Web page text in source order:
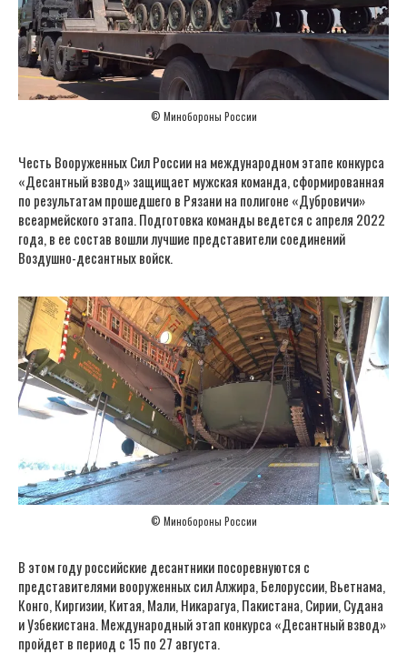
© Минобороны России
Честь Вооруженных Сил России на международном этапе конкурса
«Десантный взвод» защищает мужская команда, сформированная
по результатам прошедшего в Рязани на полигоне «Дубровичи»
всеармейского этапа. Подготовка команды ведется с апреля 2022
года, в ее состав вошли лучшие представители соединений
Воздушно-десантных войск.
© Минобороны России
В этом году российские десантники посоревнуются с
представителями вооруженных сил Алжира, Белоруссии, Вьетнама,
Конго, Киргизии, Китая, Мали, Никарагуа, Пакистана, Сирии, Судана
и Узбекистана. Международный этап конкурса «Десантный взвод»
пройдет в период с 15 по 27 августа.